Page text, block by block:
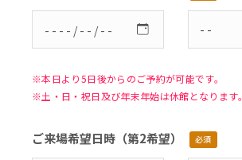
※本日より5日後からのご予約が可能です。
※土・日・祝日及び年末年始は休館となります。
ご来場希望日時（第2希望） 必須